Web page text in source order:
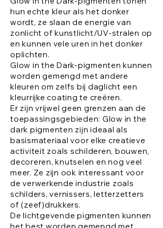
hun echte kleur als het donker
wordt, ze slaan de energie van
zonlicht of kunstlicht/UV-stralen op
en kunnen vele uren in het donker
oplichten.
Glow in the Dark-pigmenten kunnen
worden gemengd met andere
kleuren om zelfs bij daglicht een
kleurrijke coating te creëren.
Er zijn vrijwel geen grenzen aan de
toepassingsgebieden: Glow in the
dark pigmenten zijn ideaal als
basismateriaal voor elke creatieve
activiteit zoals schilderen, bouwen,
decoreren, knutselen en nog veel
meer. Ze zijn ook interessant voor
de verwerkende industrie zoals
schilders, vernissers, letterzetters
of (zeef)drukkers.
De lichtgevende pigmenten kunnen